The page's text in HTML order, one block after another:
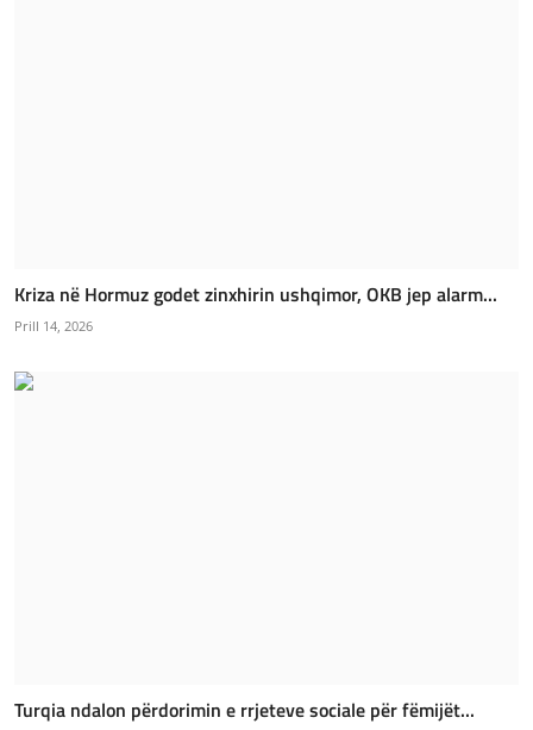
Kriza në Hormuz godet zinxhirin ushqimor, OKB jep alarm...
Prill 14, 2026
Turqia ndalon përdorimin e rrjeteve sociale për fëmijët...